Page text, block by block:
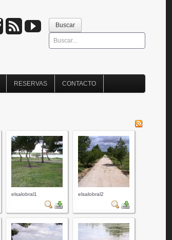
Buscar
Buscar
RESERVAS CONTACTO
elsalobral1 elsalobral2